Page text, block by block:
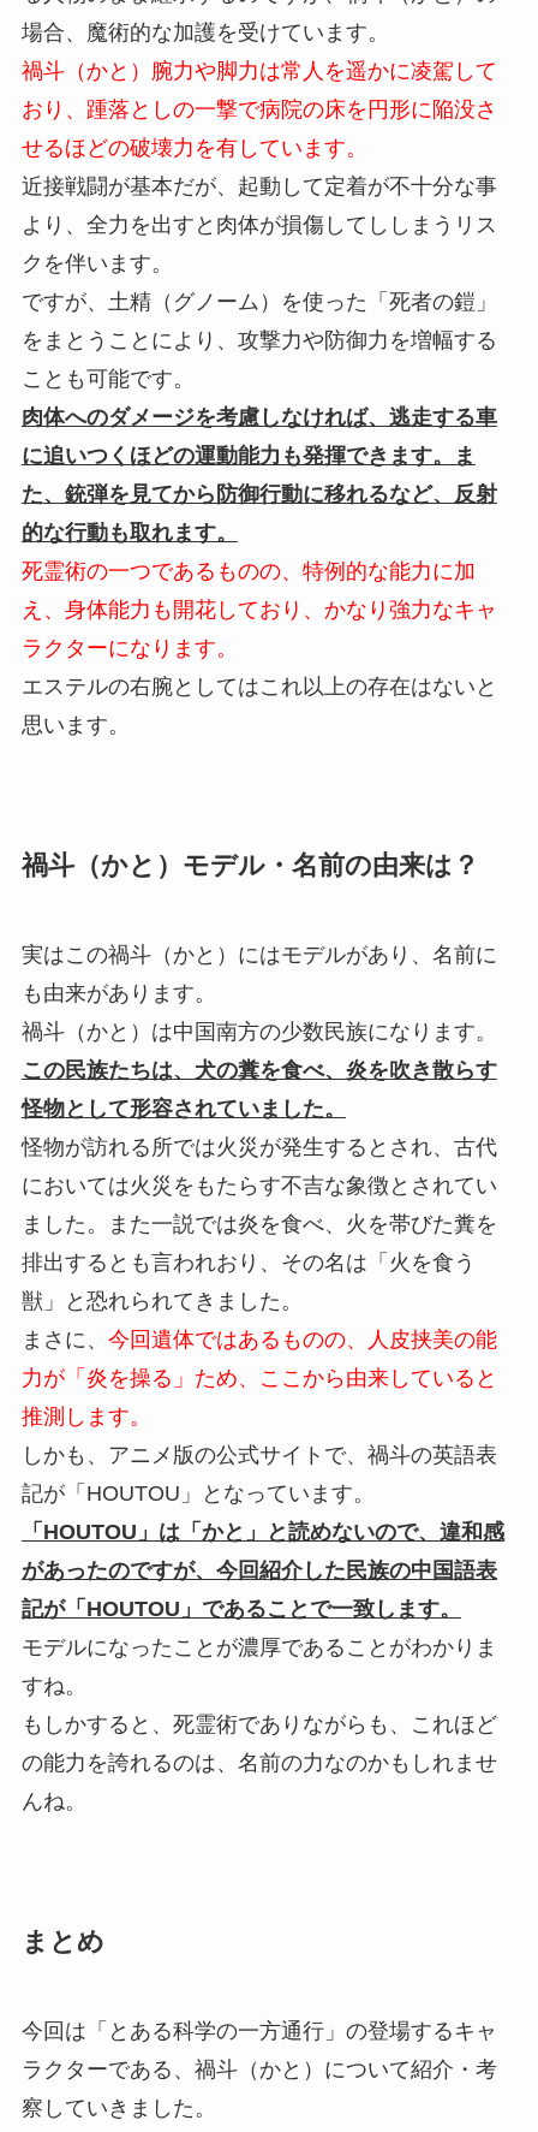
場合、魔術的な加護を受けています。
禍斗（かと）腕力や脚力は常人を遥かに凌駕して
おり、踵落としの一撃で病院の床を円形に陥没さ
せるほどの破壊力を有しています。
近接戦闘が基本だが、起動して定着が不十分な事
より、全力を出すと肉体が損傷してししまうリス
クを伴います。
ですが、土精（グノーム）を使った「死者の鎧」
をまとうことにより、攻撃力や防御力を増幅する
ことも可能です。
肉体へのダメージを考慮しなければ、逃走する車
に追いつくほどの運動能力も発揮できます。ま
た、銃弾を見てから防御行動に移れるなど、反射
的な行動も取れます。
死霊術の一つであるものの、特例的な能力に加
え、身体能力も開花しており、かなり強力なキャ
ラクターになります。
エステルの右腕としてはこれ以上の存在はないと
思います。
禍斗（かと）モデル・名前の由来は？
実はこの禍斗（かと）にはモデルがあり、名前に
も由来があります。
禍斗（かと）は中国南方の少数民族になります。
この民族たちは、犬の糞を食べ、炎を吹き散らす
怪物として形容されていました。
怪物が訪れる所では火災が発生するとされ、古代
においては火災をもたらす不吉な象徴とされてい
ました。また一説では炎を食べ、火を帯びた糞を
排出するとも言われおり、その名は「火を食う
獣」と恐れられてきました。
まさに、 今回遺体ではあるものの、人皮挟美の能
力が「炎を操る」ため、ここから由来していると
推測します。
しかも、アニメ版の公式サイトで、禍斗の英語表
記が「HOUTOU」となっています。
「HOUTOU」は「 かと」と読めないので、違和感
があったのですが、今回紹介した民族の中国語表
記が「HOUTOU」であることで一致します。
モデルになったことが濃厚であることがわかりま
すね。
もしかすると、死霊術でありながらも、これほど
の能力を誇れるのは、名前の力なのかもしれませ
んね。
まとめ
今回は「とある科学の一方通行」の登場するキャ
ラクターである、禍斗（かと）について紹介・考
察していきました。